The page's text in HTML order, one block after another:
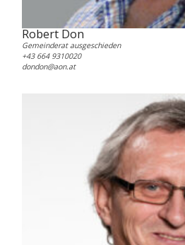
Robert Don
Gemeinderat ausgeschieden
+43 664 9310020
dondon@aon.at